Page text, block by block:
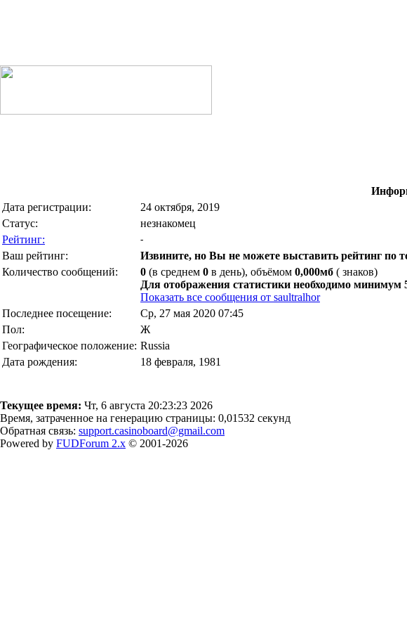
Дата регистрации:
24 октября, 2019
Статус:
незнакомец
Рейтинг:
-
Ваш рейтинг:
Извините, но Вы не можете выставить рейтинг по
Количество сообщений:
0 (в среднем 0 в день), объёмом 0,000мб ( знаков)
Для отображения статистики необходимо минимум
Показать все сообщения от saultralhor
Последнее посещение:
Ср, 27 мая 2020 07:45
Пол:
Ж
Географическое положение: Russia
Дата рождения:
18 февраля, 1981
Текущее время: Чт, 6 августа 20:23:23 2026
Время, затраченное на генерацию страницы: 0,01532 секунд
Обратная связь: support.casinoboard@gmail.com
Powered by FUDForum 2.x © 2001-2026